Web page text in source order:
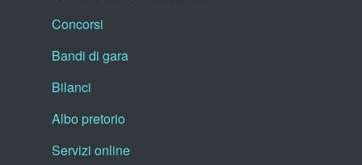
Concorsi
Bandi di gara
Bilanci
Albo pretorio
Servizi online